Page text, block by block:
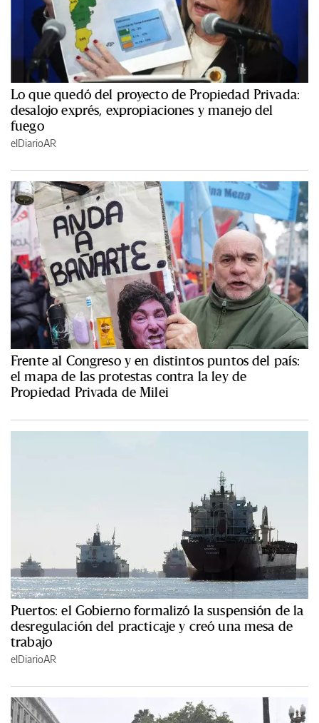
Lo que quedó del proyecto de Propiedad Privada:
desalojo exprés, expropiaciones y manejo del
fuego
elDiarioAR
Frente al Congreso y en distintos puntos del país:
el mapa de las protestas contra la ley de
Propiedad Privada de Milei
Puertos: el Gobierno formalizó la suspensión de la
desregulación del practicaje y creó una mesa de
trabajo
elDiarioAR